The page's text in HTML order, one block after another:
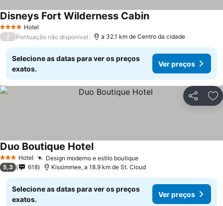
4 EstrelasHotel
Disneys Fort Wilderness CabinVer preços
/ Pontuação não disponível a 32.1 km de Centro da cidade
Selecione as datas para ver os preços
exatos.
Ver preços
Partilhar
3 EstrelasHotel Design moderno e estilo boutiqueVer preços
Duo Boutique HotelVer preços
5,3 618 Kissimmee, a 18.9 km de St. Cloud
Selecione as datas para ver os preços
exatos.
Ver preços